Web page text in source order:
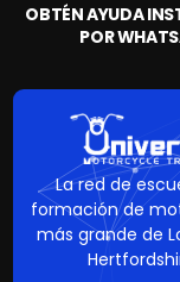
OBTÉN AYUDA
POR
La red de
formación de
más grande de